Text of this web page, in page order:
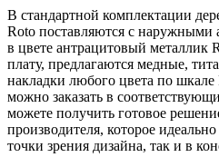
В стандартной комплектации
Roto поставляются с
в цвете антрацитовый металлик
плату, предлагаются медные,
накладки любого цвета по
можно заказать в
можете получить готовое
производителя, которое
точки зрения дизайна, так и в